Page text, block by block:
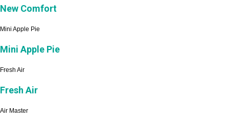
New Comfort
Mini Apple Pie
Mini Apple Pie
Fresh Air
Fresh Air
Air Master